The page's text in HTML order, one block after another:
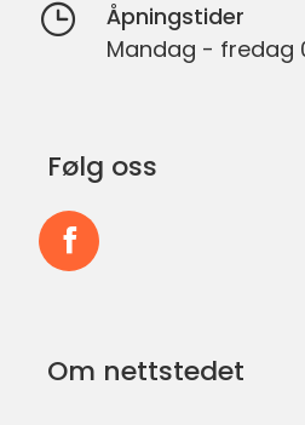
Åpningstider
Mandag - fredag
Følg oss
Facebook
Om nettstedet